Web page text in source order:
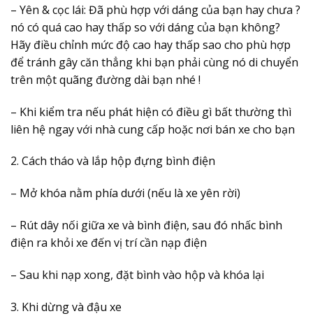
– Yên & cọc lái: Đã phù hợp với dáng của bạn hay chưa ?
nó có quá cao hay thấp so với dáng của bạn không?
Hãy điều chỉnh mức độ cao hay thấp sao cho phù hợp
để tránh gây căn thẳng khi bạn phải cùng nó di chuyển
trên một quãng đường dài bạn nhé !
– Khi kiểm tra nếu phát hiện có điều gì bất thường thì
liên hệ ngay với nhà cung cấp hoặc nơi bán xe cho bạn
2. Cách tháo và lắp hộp đựng bình điện
– Mở khóa nằm phía dưới (nếu là xe yên rời)
– Rút dây nối giữa xe và bình điện, sau đó nhấc bình
điện ra khỏi xe đến vị trí cần nạp điện
– Sau khi nạp xong, đặt bình vào hộp và khóa lại
3. Khi dừng và đậu xe